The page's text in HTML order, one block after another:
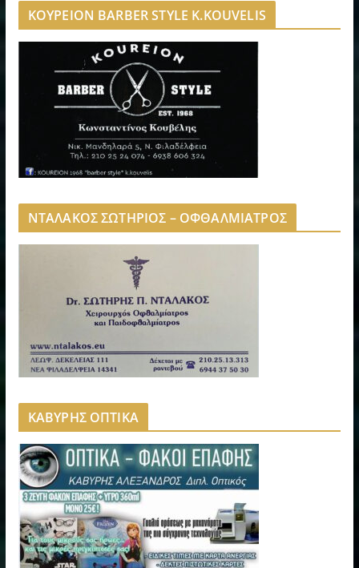
ΚΟΥΡΕΙΟΝ BARBER STYLE K.KOUVELIS
ΝΤΑΛΑΚΟΣ ΣΩΤΗΡΙΟΣ – ΟΦΘΑΛΜΙΑΤΡΟΣ
ΚΑΒΥΡΗΣ ΟΠΤΙΚΑ